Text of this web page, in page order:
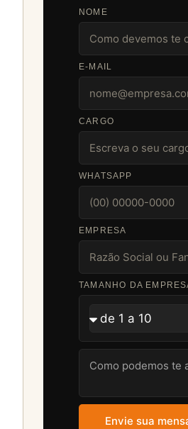
NOME
E-MAIL
CARGO
WHATSAPP
EMPRESA
TAMANHO DA
Envie sua